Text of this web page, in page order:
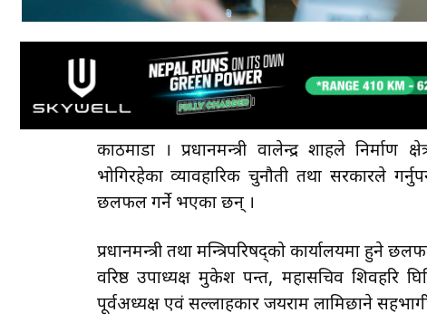
काठमाडौँ । प्रधानमन्त्री वालेन्द्र शाहले
भोगिरहेका व्यावहारिक चुनौती तथा सरकारले
छलफल गर्ने भएका छन् ।
प्रधानमन्त्री तथा मन्त्रिपरिषद्को कार्यालयमा हुने
वरिष्ठ उपाध्यक्ष मुकेश पन्त, महासचिव शिवहरि
पूर्वअध्यक्ष एवं सल्लाहकार जयराम लामिछाने